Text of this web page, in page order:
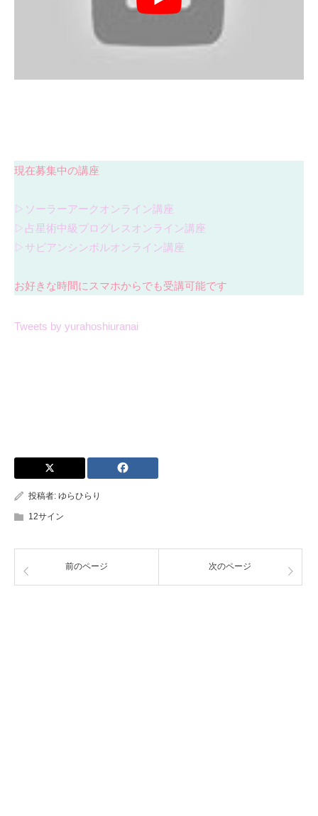
現在募集中の講座
▷ソーラーアークオンライン講座
▷占星術中級プログレスオンライン講座
▷サビアンシンボルオンライン講座
お好きな時間にスマホからでも受講可能です
Tweets by yurahoshiuranai
投稿者: ゆらひらり
12サイン
前のページ 次のページ